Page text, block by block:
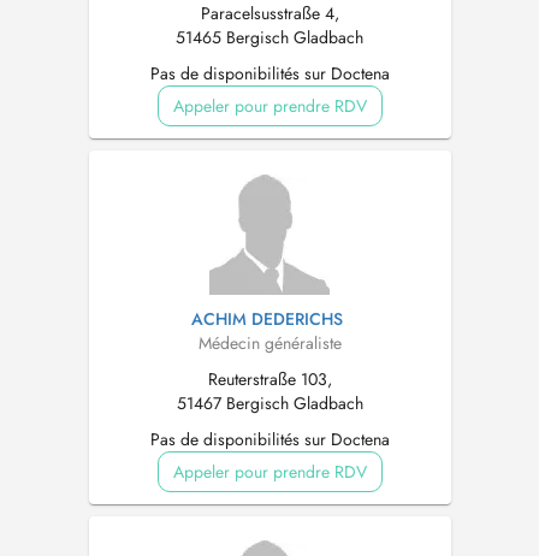
Paracelsusstraße 4,
51465 Bergisch Gladbach
Pas de disponibilités sur Doctena
Appeler pour prendre RDV
ACHIM DEDERICHS
Médecin généraliste
Reuterstraße 103,
51467 Bergisch Gladbach
Pas de disponibilités sur Doctena
Appeler pour prendre RDV